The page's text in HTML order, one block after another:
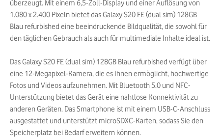
überzeugt. Mit einem 6,5-Zoll-Display und einer Auflösung von
1.080 x 2.400 Pixeln bietet das Galaxy S20 FE (dual sim) 128GB
Blau refurbished eine beeindruckende Bildqualität, die sowohl für
den täglichen Gebrauch als auch für multimediale Inhalte ideal ist.
Das Galaxy S20 FE (dual sim) 128GB Blau refurbished verfügt über
eine 12-Megapixel-Kamera, die es Ihnen ermöglicht, hochwertige
Fotos und Videos aufzunehmen. Mit Bluetooth 5.0 und NFC-
Unterstützung bietet das Gerät eine nahtlose Konnektivität zu
anderen Geräten. Das Smartphone ist mit einem USB-C-Anschluss
ausgestattet und unterstützt microSDXC-Karten, sodass Sie den
Speicherplatz bei Bedarf erweitern können.